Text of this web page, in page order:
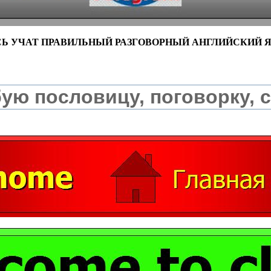
УЧАТ ПРАВИЛЬНЫЙ РАЗГОВОРНЫЙ АНГЛИЙСКИЙ